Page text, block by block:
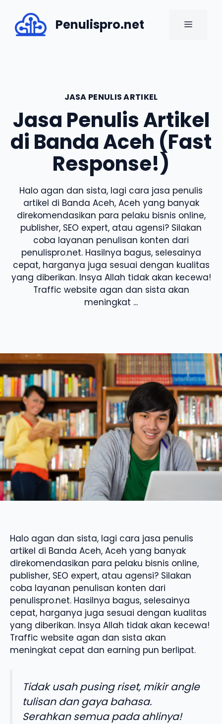
content
Penulispro.net MENU
JASA PENULIS ARTIKEL
Jasa Penulis Artikel
di Banda Aceh (Fast
Response!)
Halo agan dan sista, lagi cara jasa penulis
artikel di Banda Aceh, Aceh yang banyak
direkomendasikan para pelaku bisnis online,
publisher, SEO expert, atau agensi? Silakan
coba layanan penulisan konten dari
penulispro.net. Hasilnya bagus, selesainya
cepat, harganya juga sesuai dengan kualitas
yang diberikan. Insya Allah tidak akan kecewa!
Traffic website agan dan sista akan
meningkat ...
Halo agan dan sista, lagi cara jasa penulis
artikel di Banda Aceh, Aceh yang banyak
direkomendasikan para pelaku bisnis online,
publisher, SEO expert, atau agensi? Silakan
coba layanan penulisan konten dari
penulispro.net. Hasilnya bagus, selesainya
cepat, harganya juga sesuai dengan kualitas
yang diberikan. Insya Allah tidak akan kecewa!
Traffic website agan dan sista akan
meningkat cepat dan earning pun berlipat.
Tidak usah pusing riset, mikir angle
tulisan dan gaya bahasa.
Serahkan semua pada ahlinya!